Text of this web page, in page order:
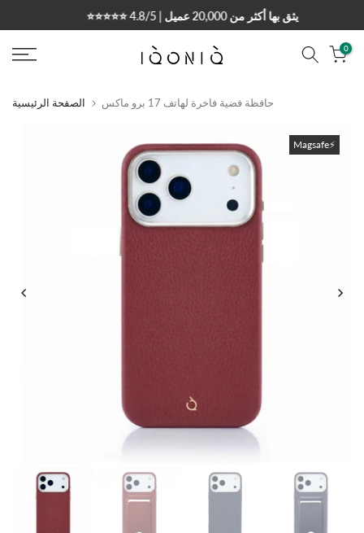
إلى
المحتوى
⭐⭐⭐⭐⭐ 4.8/5 | يثق بها أكثر من 20,000 عميل
0
الصفحة الرئيسية حافظة فضية فاخرة لهاتف 17 برو ماكس
Magsafe⚡